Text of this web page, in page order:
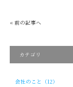
« 前の記事へ
カテゴリ
会社のこと（12）